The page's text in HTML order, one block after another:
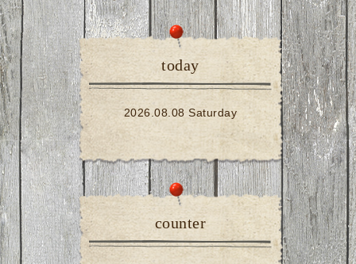
today
2026.08.08 Saturday
counter